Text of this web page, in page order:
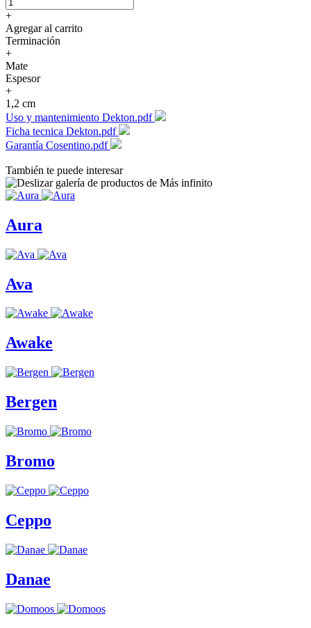
+
Agregar al carrito
Terminación
+
Mate
Espesor
+
1,2 cm
Uso y mantenimiento Dekton.pdf
Ficha tecnica Dekton.pdf
Garantía Cosentino.pdf
También te puede interesar
Aura
Ava
Awake
Bergen
Bromo
Ceppo
Danae